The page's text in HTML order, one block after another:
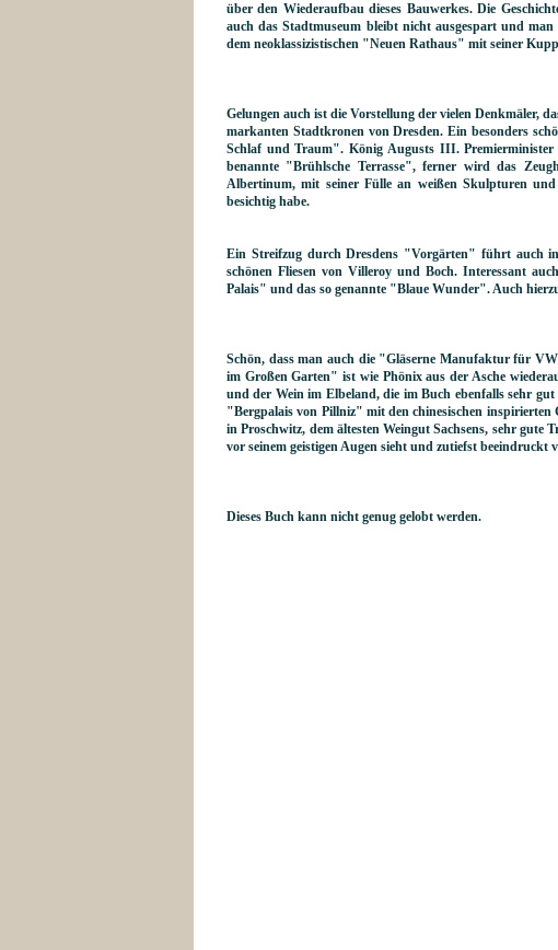
über den Wiederaufbau dieses Bauwerkes. Die
auch das Stadtmuseum bleibt nicht ausgespart und
dem neoklassizistischen "Neuen Rathaus" mit seiner
Gelungen auch ist die Vorstellung der vielen Denkmäler,
markanten Stadtkronen von Dresden. Ein besonders
Schlaf und Traum". König Augusts III.
benannte "Brühlsche Terrasse", ferner wird das
Albertinum, mit seiner Fülle an weißen Skulpturen
besichtig habe.
Ein Streifzug durch Dresdens "Vorgärten" führt auch
schönen Fliesen von Villeroy und Boch. Interessant
Palais" und das so genannte "Blaue Wunder". Auch
Schön, dass man auch die "Gläserne Manufaktur für
im Großen Garten" ist wie Phönix aus der Asche
und der Wein im Elbeland, die im Buch ebenfalls sehr
"Bergpalais von Pillniz" mit den chinesischen inspirierten
in Proschwitz, dem ältesten Weingut Sachsens, sehr
vor seinem geistigen Augen sieht und zutiefst beeindruckt
Dieses Buch kann nicht genug gelobt werden.